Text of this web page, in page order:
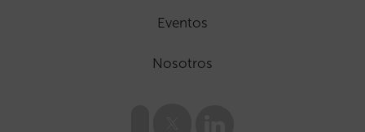
Eventos
Nosotros